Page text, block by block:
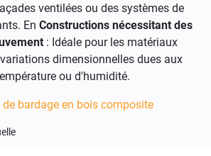
ventilées ou des systèmes de
En Constructions nécessitant des
: Idéale pour les matériaux
dimensionnelles dues aux
ou d'humidité.
bardage en bois composite